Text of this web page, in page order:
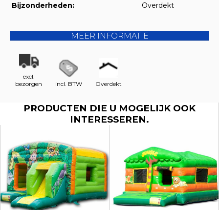
Bijzonderheden: Overdekt
MEER INFORMATIE
excl.
bezorgen
incl. BTW Overdekt
PRODUCTEN DIE U MOGELIJK OOK
INTERESSEREN.